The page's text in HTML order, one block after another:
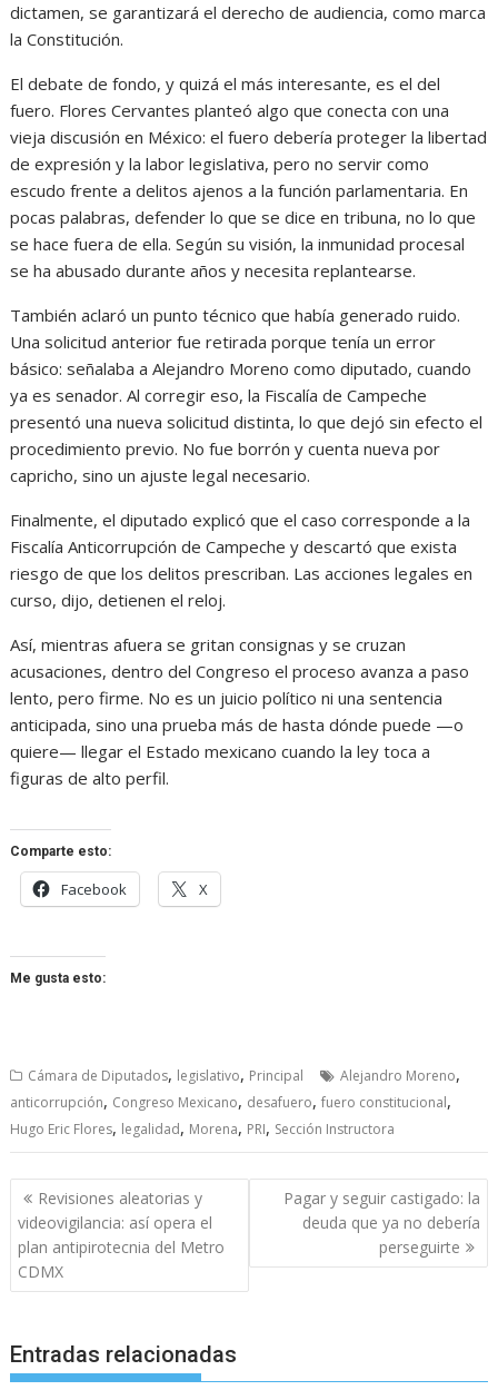
dictamen, se garantizará el derecho de audiencia, como marca
la Constitución.
El debate de fondo, y quizá el más interesante, es el del
fuero. Flores Cervantes planteó algo que conecta con una
vieja discusión en México: el fuero debería proteger la libertad
de expresión y la labor legislativa, pero no servir como
escudo frente a delitos ajenos a la función parlamentaria. En
pocas palabras, defender lo que se dice en tribuna, no lo que
se hace fuera de ella. Según su visión, la inmunidad procesal
se ha abusado durante años y necesita replantearse.
También aclaró un punto técnico que había generado ruido.
Una solicitud anterior fue retirada porque tenía un error
básico: señalaba a Alejandro Moreno como diputado, cuando
ya es senador. Al corregir eso, la Fiscalía de Campeche
presentó una nueva solicitud distinta, lo que dejó sin efecto el
procedimiento previo. No fue borrón y cuenta nueva por
capricho, sino un ajuste legal necesario.
Finalmente, el diputado explicó que el caso corresponde a la
Fiscalía Anticorrupción de Campeche y descartó que exista
riesgo de que los delitos prescriban. Las acciones legales en
curso, dijo, detienen el reloj.
Así, mientras afuera se gritan consignas y se cruzan
acusaciones, dentro del Congreso el proceso avanza a paso
lento, pero firme. No es un juicio político ni una sentencia
anticipada, sino una prueba más de hasta dónde puede —o
quiere— llegar el Estado mexicano cuando la ley toca a
figuras de alto perfil.
Comparte esto:
Facebook X
Me gusta esto:
Cámara de Diputados, legislativo, Principal Alejandro Moreno,
anticorrupción, Congreso Mexicano, desafuero,fuero constitucional,
Hugo Eric Flores, legalidad, Morena, PRI, Sección Instructora
Navegación
de
entradas
Revisiones aleatorias y
videovigilancia: así opera el
plan antipirotecnia del Metro
CDMX
Pagar y seguir castigado: la
deuda que ya no debería
perseguirte
Entradas relacionadas